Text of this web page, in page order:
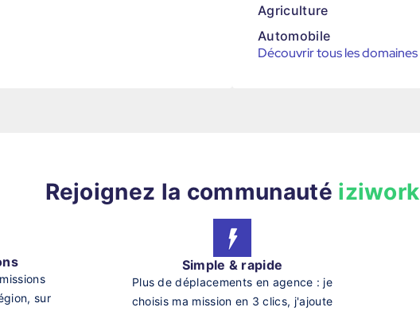
Agriculture
Automobile
Découvrir tous les domaines
Rejoignez la communauté iziwork
sur
Simple & rapide
Plus de déplacements en agence : je
choisis ma mission en 3 clics, j'ajoute